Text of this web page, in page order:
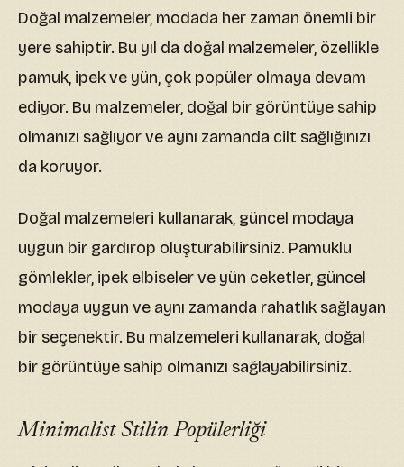
Doğal malzemeler, modada her zaman önemli bir
yere sahiptir. Bu yıl da doğal malzemeler, özellikle
pamuk, ipek ve yün, çok popüler olmaya devam
ediyor. Bu malzemeler, doğal bir görüntüye sahip
olmanızı sağlıyor ve aynı zamanda cilt sağlığınızı
da koruyor.
Doğal malzemeleri kullanarak, güncel modaya
uygun bir gardırop oluşturabilirsiniz. Pamuklu
gömlekler, ipek elbiseler ve yün ceketler, güncel
modaya uygun ve aynı zamanda rahatlık sağlayan
bir seçenektir. Bu malzemeleri kullanarak, doğal
bir görüntüye sahip olmanızı sağlayabilirsiniz.
Minimalist Stilin Popülerliği